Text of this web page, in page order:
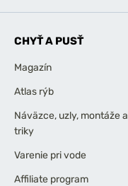
CHYŤ A PUSŤ
Magazín
Atlas rýb
Náväzce, uzly, montáže a
triky
Varenie pri vode
Affiliate program